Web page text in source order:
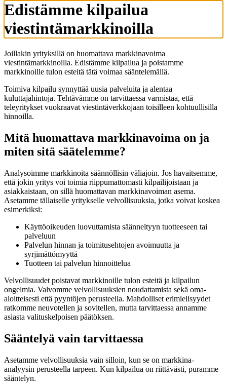
Edistämme kilpailua
viestintämarkkinoilla
Joillakin yrityksillä on huomattava markkinavoima
viestintämarkkinoilla. Edistämme kilpailua ja poistamme
markkinoille tulon esteitä tätä voimaa sääntelemällä.
Toimiva kilpailu synnyttää uusia palveluita ja alentaa
kuluttajahintoja. Tehtävämme on tarvittaessa varmistaa, että
teleyritykset vuokraavat viestintäverkkojaan toisilleen kohtuullisilla
hinnoilla.
Mitä huomattava markkinavoima on ja
miten sitä säätelemme?
Analysoimme markkinoita säännöllisin väliajoin. Jos havaitsemme,
että jokin yritys voi toimia riippumattomasti kilpailijoistaan ja
asiakkaistaan, on sillä huomattavan markkinavoiman asema.
Asetamme tällaiselle yritykselle velvollisuuksia, jotka voivat koskea
esimerkiksi:
Käyttöoikeuden luovuttamista säänneltyyn tuotteeseen tai
palveluun
Palvelun hinnan ja toimitusehtojen avoimuutta ja
syrjimättömyyttä
Tuotteen tai palvelun hinnoittelua
Velvollisuudet poistavat markkinoille tulon esteitä ja kilpailun
ongelmia. Valvomme velvollisuuksien noudattamista sekä oma-
aloitteisesti että pyyntöjen perusteella. Mahdolliset erimielisyydet
ratkomme neuvotellen ja sovitellen, mutta tarvittaessa annamme
asiasta valituskelpoisen päätöksen.
Sääntelyä vain tarvittaessa
Asetamme velvollisuuksia vain silloin, kun se on markkina-
analyysin perusteella tarpeen. Kun kilpailua on riittävästi, puramme
sääntelyn.